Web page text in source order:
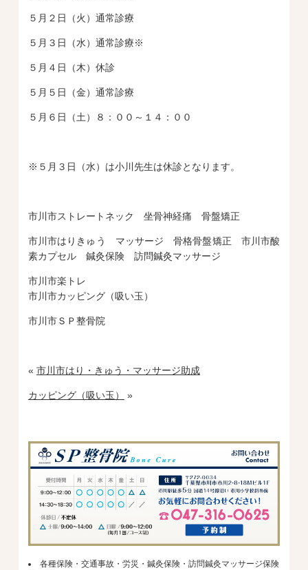
５月２日（火）通常診療
５月３日（水）通常診療※
５月４日（木）休診
５月５日（金）通常診療
５月６日（土）８：００～１４：００
※５月３日（水）は小川先生は休診となります。
市川市ストレートネック 坐骨神経痛 骨盤矯正
市川市はりきゅう マッサージ 骨格骨盤矯正 市川市酸
素カプセル 鍼灸保険 訪問鍼灸マッサージ
市川市楽トレ
市川市カッピング（吸い玉）
市川市ＳＰ整骨院
« 市川市はり・きゅう・マッサージ助成
カッピング（吸い玉） »
各種保険・交通事故・労災・鍼灸保険・訪問鍼灸マッサージ保険